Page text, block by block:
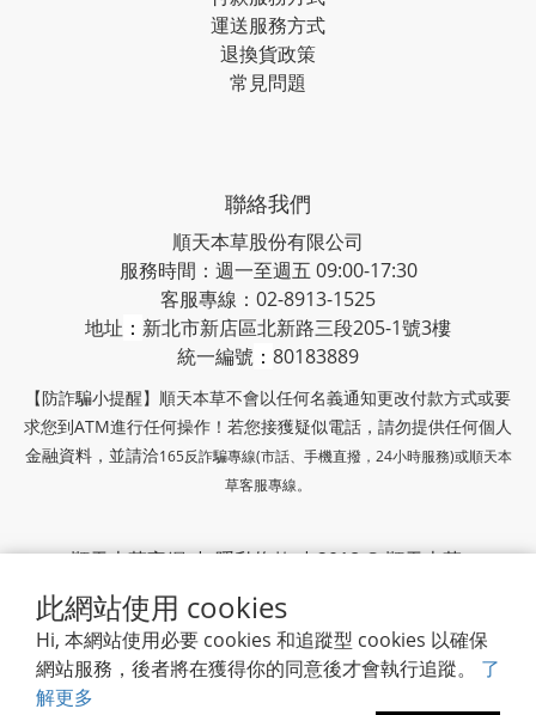
此網站使用 cookies
Hi, 本網站使用必要 cookies 和追蹤型 cookies 以確保
網站服務，後者將在獲得你的同意後才會執行追蹤。 了
解更多
運送服務方式
退換貨政策
常見問題
聯絡我們
順天本草股份有限公司
服務時間：週一至週五 09:00-17:30
客服專線：02-8913-1525
地址 ： 新北市新店區北新路三段205-1號3樓
統一編號 ： 80183889
【防詐騙小提醒】順天本草不會以任何名義通知更改付款方式或要
求您到ATM進行任何操作！若您接獲疑似電話，請勿提供任何個人
金融資料，並請洽165反詐騙專線(市話、手機直撥，24小時服務)或順天本
草客服專線。
順天本草官網|隱私條款| 2018 © 順天本草
順天堂集團